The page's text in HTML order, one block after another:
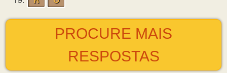
PROCURE MAIS
RESPOSTAS